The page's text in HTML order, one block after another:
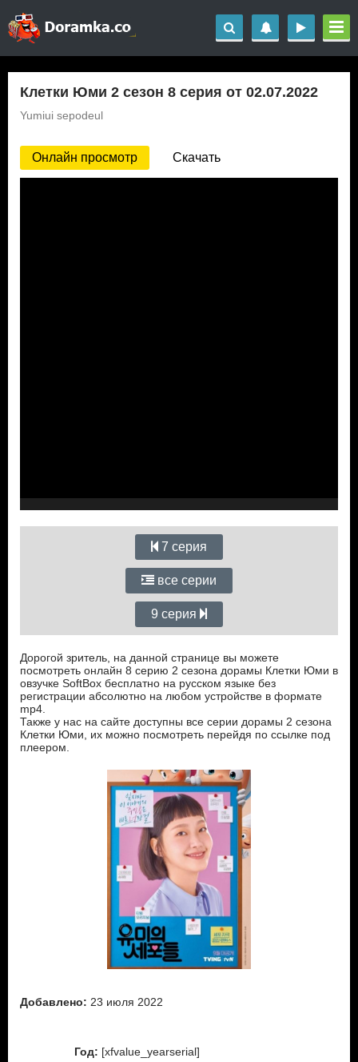
Клетки Юми 2 сезон 8 серия от 02.07.2022
Yumiui sepodeul
Онлайн просмотр Скачать
7 серия
все серии
9 серия
Дорогой зритель, на данной странице вы можете
посмотреть онлайн 8 серию 2 сезона дорамы Клетки Юми в
овзучке SoftBox бесплатно на русском языке без
регистрации абсолютно на любом устройстве в формате
mp4.
Также у нас на сайте доступны все серии дорамы 2 сезона
Клетки Юми, их можно посмотреть перейдя по ссылке под
плеером.
Добавлено: 23 июля 2022
Год: [xfvalue_yearserial]